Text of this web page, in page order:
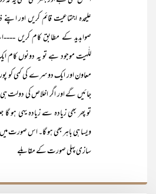
علیحدہ اجتماعیت قائم کریں اور
صوابدید کے مطابق کام کریں
للّٰہیت موجود ہے تو یہ دونوں
معاون اور ایک دوسرے کی کمی کو
جائیں گے اور اگر اخلاص کی دولت
تو پھر بھی زیادہ سے زیادہ یہی ہو گا
ویسا ہی باہر بھی ہو گا۔ اس صورت
سازی پہلی صورت کے مقابلے